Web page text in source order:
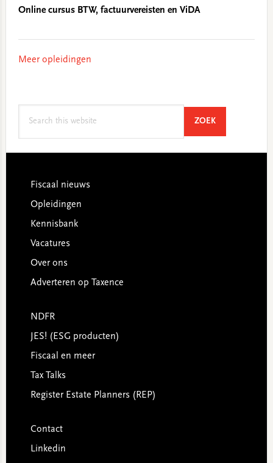
Online cursus BTW, factuurvereisten en ViDA
Meer opleidingen
ZOEKSEARCH
Footer
Fiscaal nieuws
Opleidingen
Kennisbank
Vacatures
Over ons
Adverteren op Taxence
NDFR
JES! (ESG producten)
Fiscaal en meer
Tax Talks
Register Estate Planners (REP)
Contact
Linkedin